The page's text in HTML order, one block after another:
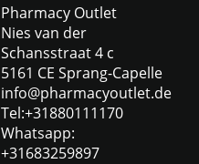
Pharmacy Outlet
Nies van der
Schansstraat 4 c
5161 CE Sprang-Capelle
info@pharmacyoutlet.de
Tel:+31880111170
Whatsapp:
+31683259897